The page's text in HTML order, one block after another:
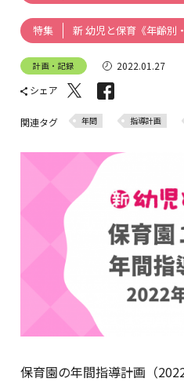
特集 新 幼児と保育《年齢別
計画・記録
2022.01.27
シェア
関連タグ 年間 指導計画
保育園の年間指導計画（